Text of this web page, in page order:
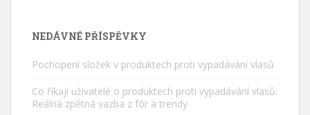
NEDÁVNÉ PŘÍSPĚVKY
Pochopení složek v produktech proti vypadávání vlasů
Co říkají uživatelé o produktech proti vypadávání vlasů:
Reálná zpětná vazba z fór a trendy